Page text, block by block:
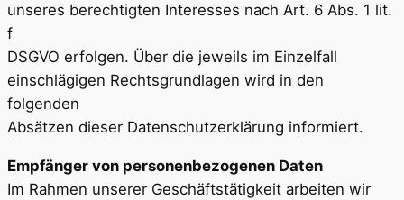
unseres berechtigten Interesses nach Art. 6 Abs. 1 lit.
f
DSGVO erfolgen. Über die jeweils im Einzelfall
einschlägigen Rechtsgrundlagen wird in den
folgenden
Absätzen dieser Datenschutzerklärung informiert.
Empfänger von personenbezogenen Daten
Im Rahmen unserer Geschäftstätigkeit arbeiten wir